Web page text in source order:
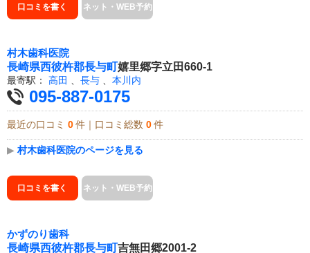
口コミを書く ネット・WEB予約
村木歯科医院
長崎県西彼杵郡長与町嬉里郷字立田660-1
最寄駅： 高田 長与 本川内
095-887-0175
最近の口コミ 0 件｜口コミ総数 0 件
▶ 村木歯科医院のページを見る
口コミを書く ネット・WEB予約
かずのり歯科
長崎県西彼杵郡長与町吉無田郷2001-2